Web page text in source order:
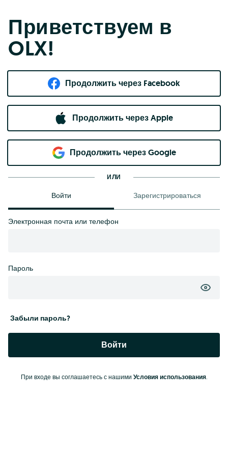
Приветствуем в
OLX!
Продолжить через Facebook
Продолжить через Apple
Продолжить через Google
ИЛИ
Войти Зарегистрироваться
Электронная почта или телефон
Пароль
Забыли пароль?
Войти
При входе вы соглашаетесь с нашими Условия использования.